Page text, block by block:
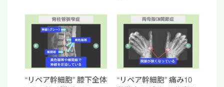
“リペア幹細胞” 膝下全体
“リペア幹細胞” 痛み10